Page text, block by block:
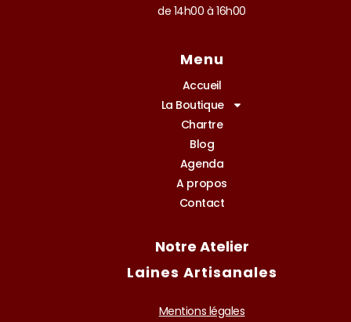
de 14h00 à 16h00
Menu
Accueil
La Boutique
Chartre
Blog
Agenda
A propos
Contact
Notre Atelier
Laines Artisanales
Mentions légales